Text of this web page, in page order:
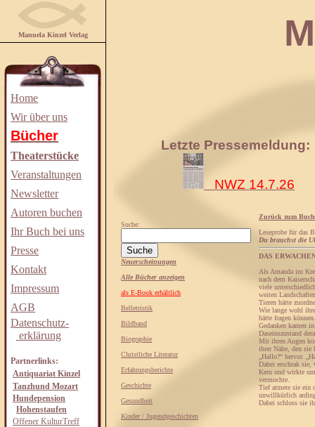
Manuela Kinzel Verlag
Home
Wir über uns
Bücher
Theaterstücke
Veranstaltungen
Newsletter
Autoren buchen
Ihr Buch bei uns
Presse
Kontakt
Impressum
AGB
Datenschutz-
erklärung
Partnerlinks:
Antiquariat Kinzel
Tanzhund Mozart
Hundepension
Hohenstaufen
Offener KulturTreff
Letzte Pressemeldung:
NWZ 14.7.26
Suche:
Neuerscheinungen
Alle Bücher anzeigen
als E-Book erhältlich
Belletristik
Bildband
Biographie
Christliche Literatur
Erfahrungsberichte
Geschichte
Gesundheit
Kinder / Jugendgeschichten
Zurück zum Buch
Leseprobe für das
Du brauchst die
DAS
Als Amanda im
nach dem
viele
weiten
Tieren hätte
Wie lange wohl ihre
hätte fragen
Gedanken kamen
Daseinszustand
Mit ihren Augen
ihrer Nähe, den sie
„Hallo?“ hervor.
Dabei erschrak sie,
Kern und wirkte
vermochte.
Tief atmete sie ein
unwillkürlich
Dabei schloss sie